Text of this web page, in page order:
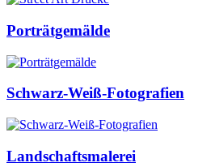
Porträtgemälde
Schwarz-Weiß-Fotografien
Landschaftsmalerei